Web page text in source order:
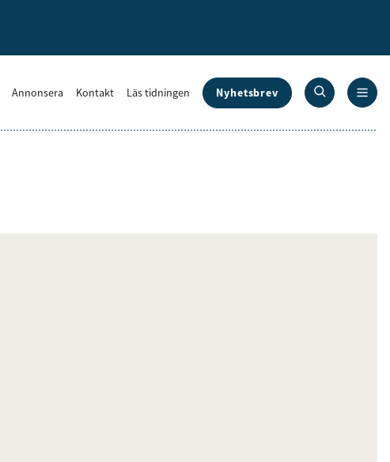
Annonsera Kontakt Läs tidningen Nyhetsbrev